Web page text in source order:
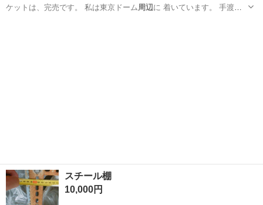
ケットは、完売です。 私は東京ドーム周辺に 着いています。 手渡し
スチール棚
10,000円